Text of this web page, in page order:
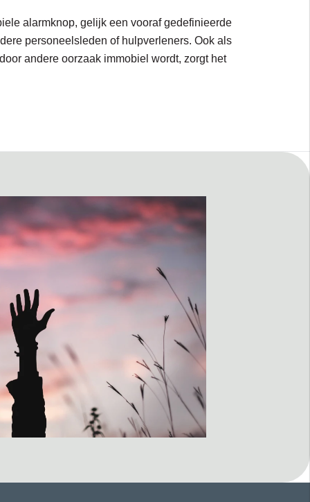
alarmknop, gelijk een vooraf gedefinieerde
personeelsleden of hulpverleners. Ook als
andere oorzaak immobiel wordt, zorgt het